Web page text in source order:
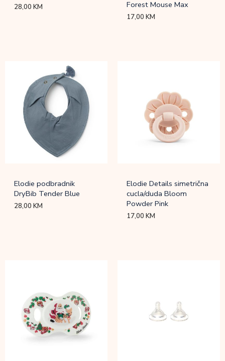
28,00KM
Forest Mouse Max
17,00KM
Elodie podbradnik
DryBib Tender Blue
28,00KM
Elodie Details simetrična
cucla/duda Bloom
Powder Pink
17,00KM